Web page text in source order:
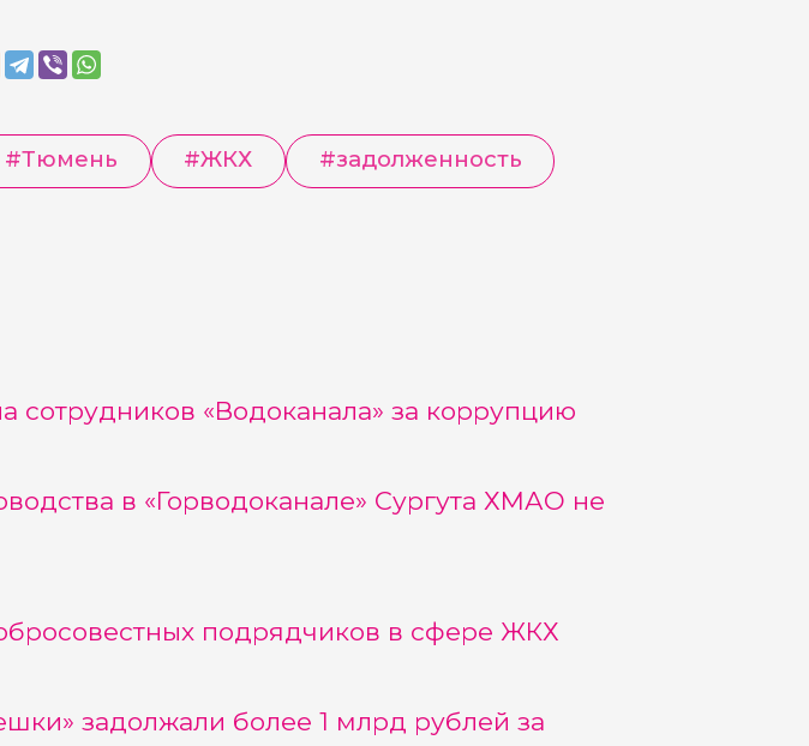
#Тюмень #ЖКХ #задолженность
«Водоканала» за коррупцию
в «Горводоканале» Сургута ХМАО не
подрядчиков в сфере ЖКХ
задолжали более 1 млрд рублей за